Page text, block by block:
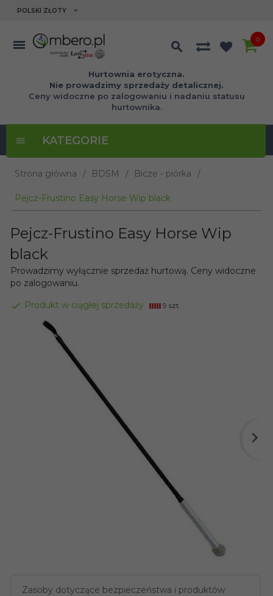
currency_h
POLSKI ZŁOTY
Hurtownia erotyczna.
Nie prowadzimy sprzedaży detalicznej.
Ceny widoczne po zalogowaniu i nadaniu statusu
hurtownika.
0
KATEGORIE
Strona główna BDSM Bicze - piórka
Pejcz-Frustino Easy Horse Wip black
Pejcz-Frustino Easy Horse Wip
black
Prowadzimy wyłącznie sprzedaż hurtową. Ceny widoczne
po zalogowaniu.
Produkt w ciągłej sprzedaży 9 szt.
Zasoby dotyczące bezpieczeństwa i produktów